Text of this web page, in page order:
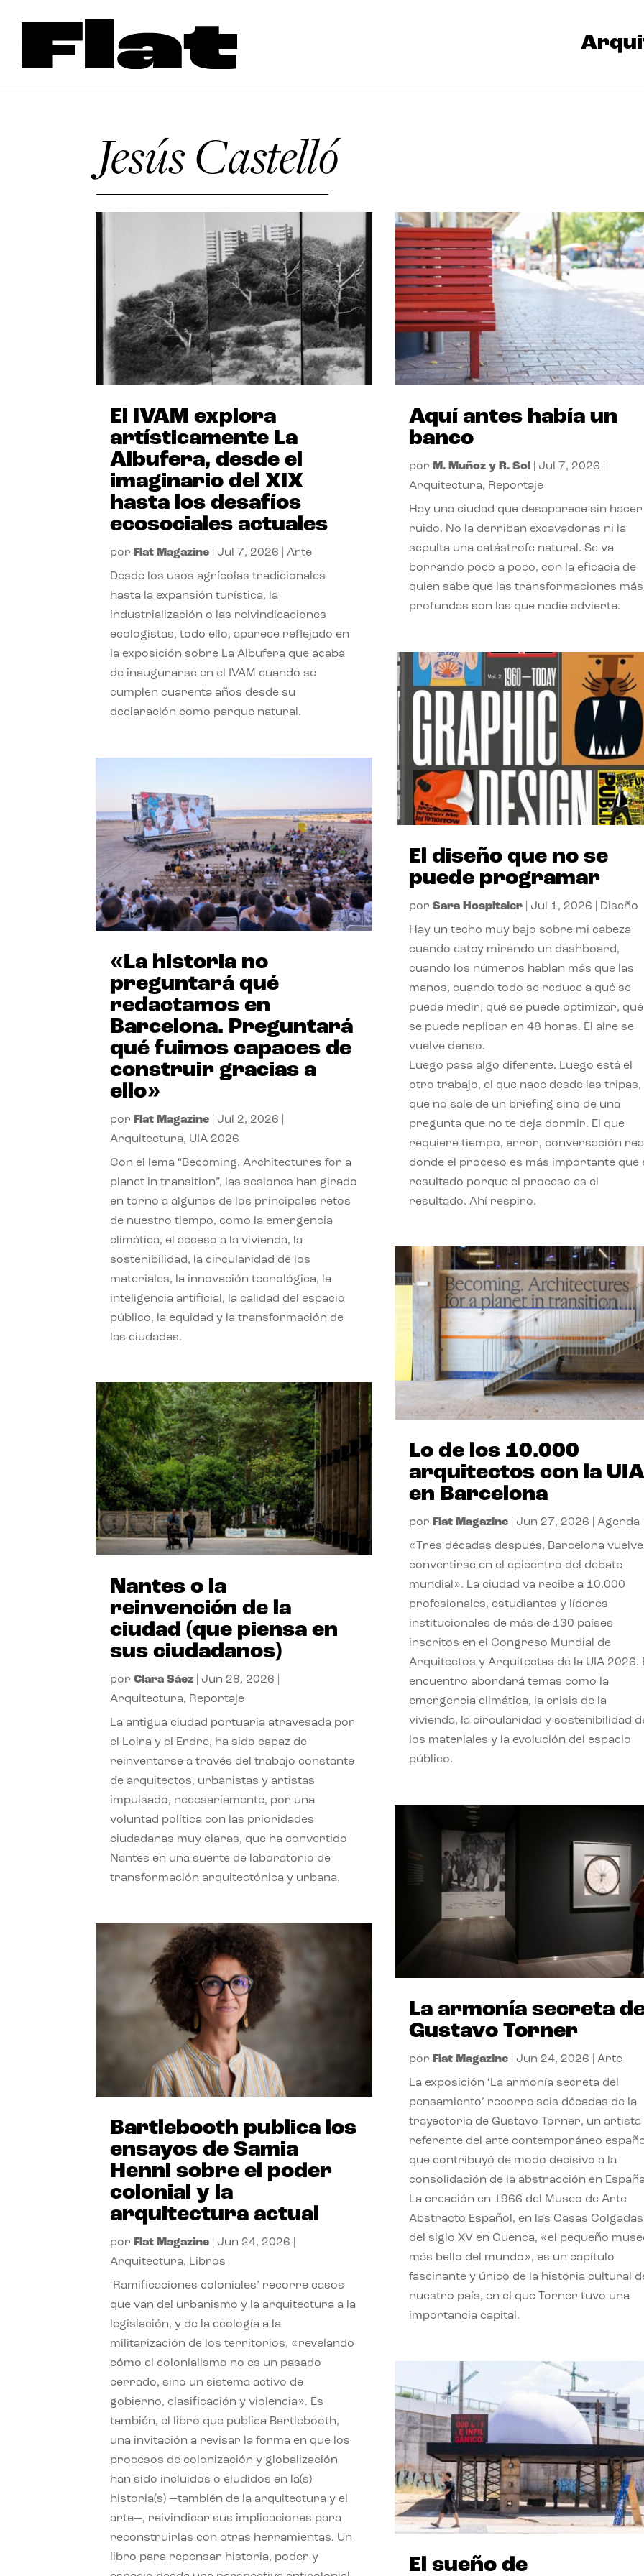
Jesús Castelló
El IVAM explora
artísticamente La
Albufera, desde el
imaginario del XIX
hasta los desafíos
ecosociales actuales
por Flat Magazine Jul 7, 2026 |Arte
Desde los usos agrícolas tradicionales
hasta la expansión turística, la
industrialización o las reivindicaciones
ecologistas, todo ello, aparece reflejado en
la exposición sobre La Albufera que acaba
de inaugurarse en el IVAM cuando se
cumplen cuarenta años desde su
declaración como parque natural.
«La historia no
preguntará qué
redactamos en
Barcelona. Preguntará
qué fuimos capaces de
construir gracias a
ello»
por Flat Magazine Jul 2, 2026
Arquitectura, UIA 2026
Con el lema “Becoming. Architectures for a
planet in transition”, las sesiones han girado
en torno a algunos de los principales retos
de nuestro tiempo, como la emergencia
climática, el acceso a la vivienda, la
sostenibilidad, la circularidad de los
materiales, la innovación tecnológica, la
inteligencia artificial, la calidad del espacio
público, la equidad y la transformación de
las ciudades.
Nantes o la
reinvención de la
ciudad (que piensa en
sus ciudadanos)
porClara Sáez Jun 28, 2026
Arquitectura, Reportaje
La antigua ciudad portuaria atravesada por
el Loira y el Erdre, ha sido capaz de
reinventarse a través del trabajo constante
de arquitectos, urbanistas y artistas
impulsado, necesariamente, por una
voluntad política con las prioridades
ciudadanas muy claras, que ha convertido
Nantes en una suerte de laboratorio de
transformación arquitectónica y urbana.
Bartlebooth publica los
ensayos de Samia
Henni sobre el poder
colonial y la
arquitectura actual
por Flat Magazine Jun 24, 2026
Arquitectura, Libros
‘Ramificaciones coloniales’ recorre casos
que van del urbanismo y la arquitectura a la
legislación, y de la ecología a la
militarización de los territorios, «revelando
cómo el colonialismo no es un pasado
cerrado, sino un sistema activo de
gobierno, clasificación y violencia». Es
también, el libro que publica Bartlebooth,
una invitación a revisar la forma en que los
procesos de colonización y globalización
han sido incluidos o eludidos en la(s)
historia(s) —también de la arquitectura y el
arte—, reivindicar sus implicaciones para
reconstruirlas con otras herramientas. Un
libro para repensar historia, poder y
Aquí antes había un
banco
por M. Muñoz y R. Sol Jul 7, 2026
Arquitectura, Reportaje
Hay una ciudad que desaparece sin hacer
ruido. No la derriban excavadoras ni la
sepulta una catástrofe natural. Se va
borrando poco a poco, con la eficacia de
quien sabe que las transformaciones más
profundas son las que nadie advierte.
El diseño que no se
puede programar
por Sara Hospitaler| Jul 1, 2026 Diseño
Hay un techo muy bajo sobre mi cabeza
cuando estoy mirando un dashboard,
cuando los números hablan más que las
manos, cuando todo se reduce a qué se
puede medir, qué se puede optimizar, qué
se puede replicar en 48 horas. El aire se
vuelve denso.
Luego pasa algo diferente. Luego está el
otro trabajo, el que nace desde las tripas,
que no sale de un briefing sino de una
pregunta que no te deja dormir. El que
requiere tiempo, error, conversación
donde el proceso es más importante que
resultado porque el proceso es el
resultado. Ahí respiro.
Lo de los 10.000
arquitectos con la UIA
en Barcelona
por Flat Magazine| Jun 27, 2026 Agenda
«Tres décadas después, Barcelona vuelve
convertirse en el epicentro del debate
mundial». La ciudad va recibe a 10.000
profesionales, estudiantes y líderes
institucionales de más de 130 países
inscritos en el Congreso Mundial de
Arquitectos y Arquitectas de la UIA 2026.
encuentro abordará temas como la
emergencia climática, la crisis de la
vivienda, la circularidad y sostenibilidad
los materiales y la evolución del espacio
público.
La armonía secreta
Gustavo Torner
por Flat Magazine| Jun 24, 2026 Arte
La exposición ‘La armonía secreta del
pensamiento’ recorre seis décadas de la
trayectoria de Gustavo Torner, un artista
referente del arte contemporáneo
que contribuyó de modo decisivo a la
consolidación de la abstracción en
La creación en 1966 del Museo de Arte
Abstracto Español, en las Casas Colgadas
del siglo XV en Cuenca, «el pequeño
más bello del mundo», es un capítulo
fascinante y único de la historia cultural
nuestro país, en el que Torner tuvo una
importancia capital.
El sueño de